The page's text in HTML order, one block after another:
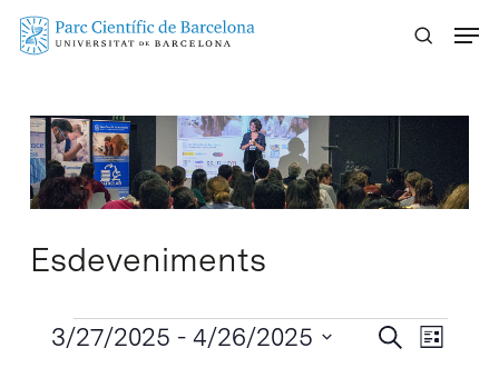
Skip
Esdeveniments
Esdeveniments Cercar
Llista
3/27/2025 - 4/26/2025